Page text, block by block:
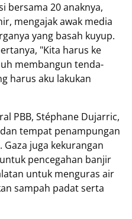
bersama 20 anaknya,
mengajak awak media
yang basah kuyup.
"Kita harus ke
membangun tenda-
harus aku lakukan
PBB, Stéphane Dujarric,
tempat penampungan
juga kekurangan
pencegahan banjir
untuk menguras air
sampah padat serta